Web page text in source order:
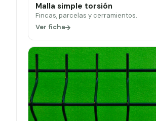
Malla simple torsión
Fincas, parcelas y cerramientos.
Ver ficha